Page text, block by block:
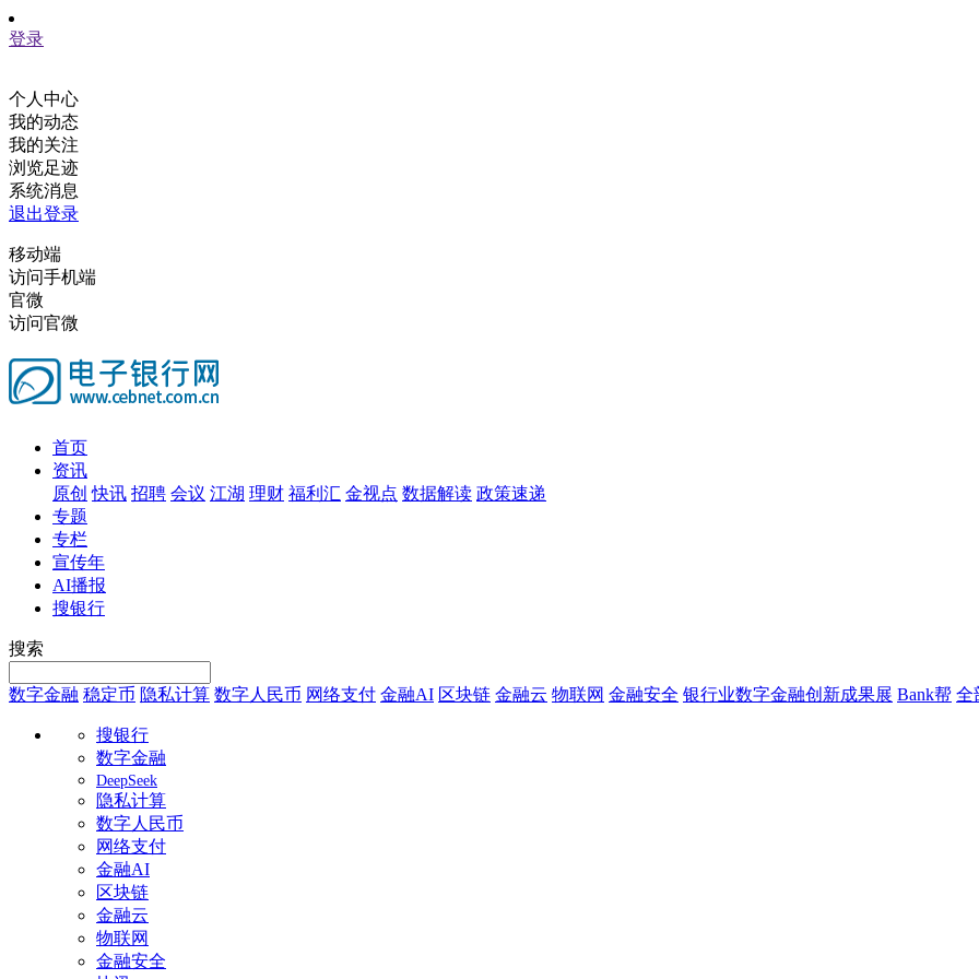
登录
个人中心
我的动态
我的关注
浏览足迹
系统消息
退出登录
移动端
访问手机端
官微
访问官微
首页
资讯
原创 快讯 招聘 会议 江湖 理财 福利汇 金视点 数据解读 政策速递
专题
专栏
宣传年
AI播报
搜银行
搜索
数字金融 稳定币 隐私计算 数字人民币 网络支付 金融AI 区块链 金融云 物联网 金融安全 银行业数字金融创新成果展 Bank帮 全
搜银行
数字金融
DeepSeek
隐私计算
数字人民币
网络支付
金融AI
区块链
金融云
物联网
金融安全